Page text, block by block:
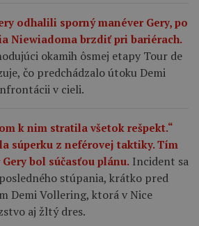
odhalili sporný manéver Gery, po
Niewiadoma brzdiť pri bariérach.
okamih ôsmej etapy Tour de
čo predchádzalo útoku Demi
v cieli.
k nim stratila všetok rešpekt.“
súperku z neférovej taktiky. Tím
bol súčasťou plánu. Incident sa
stúpania, krátko pred
Demi Vollering, ktorá v Nice
aj žltý dres.